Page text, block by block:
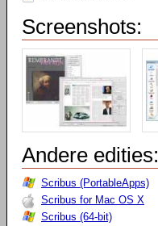
Screenshots:
Andere edities:
Scribus (PortableApps)
Scribus for Mac OS X
Scribus (64-bit)